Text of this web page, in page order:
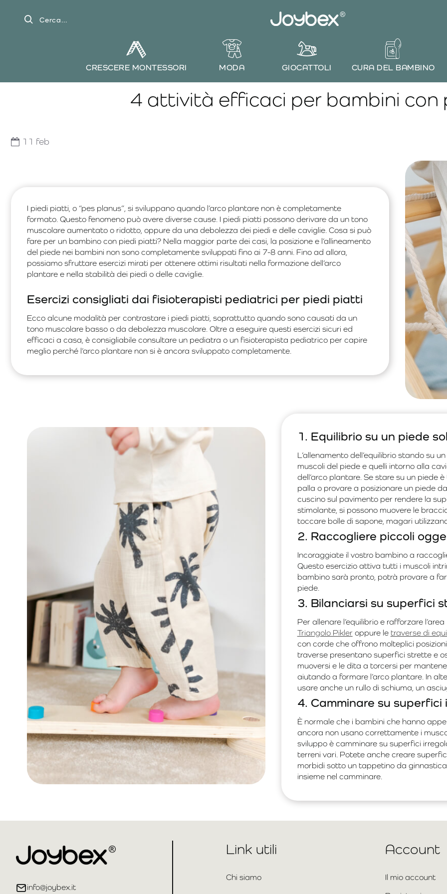
Cerca...
CRESCERE MONTESSORI MODA GIOCATTOLI CURA DEL BAMBINO
4 attività efficaci per bambini con
11 feb
I piedi piatti, o “pes planus”, si sviluppano quando l’arco plantare non è completamente
formato. Questo fenomeno può avere diverse cause. I piedi piatti possono derivare da un tono
muscolare aumentato o ridotto, oppure da una debolezza dei piedi e delle caviglie. Cosa si può
fare per un bambino con piedi piatti? Nella maggior parte dei casi, la posizione e l’allineamento
del piede nei bambini non sono completamente sviluppati fino ai 7-8 anni. Fino ad allora,
possiamo sfruttare esercizi mirati per ottenere ottimi risultati nella formazione dell’arco
plantare e nella stabilità dei piedi o delle caviglie.
Esercizi consigliati dai fisioterapisti pediatrici per piedi piatti
Ecco alcune modalità per contrastare i piedi piatti, soprattutto quando sono causati da un
tono muscolare basso o da debolezza muscolare. Oltre a eseguire questi esercizi sicuri ed
efficaci a casa, è consigliabile consultare un pediatra o un fisioterapista pediatrico per capire
meglio perché l’arco plantare non si è ancora sviluppato completamente.
1. Equilibrio su un piede
L’allenamento dell’equilibrio stando su
muscoli del piede e quelli intorno alla
dell’arco plantare. Se stare su un piede
palla o provare a posizionare un piede
cuscino sul pavimento per rendere la
stimolante, si possono muovere le
toccare bolle di sapone, magari
2. Raccogliere piccoli
Incoraggiate il vostro bambino a
Questo esercizio attiva tutti i muscoli
bambino sarà pronto, potrà provare a
piede.
3. Bilanciarsi su superfici
Per allenare l’equilibrio e rafforzare
Triangolo Pikler oppure le traverse di
con corde che offrono molteplici
traverse presentano superfici strette e
muoversi e le dita a torcersi per
aiutando a formare l’arco plantare. In
usare anche un rullo di schiuma, un
4. Camminare su superfici
È normale che i bambini che hanno
ancora non usano correttamente i
sviluppo è camminare su superfici
terreni vari. Potete anche creare
morbidi sotto un tappetino da
insieme nel camminare.
info@joybex.it
Link utili
Chi siamo
Account
Il mio account